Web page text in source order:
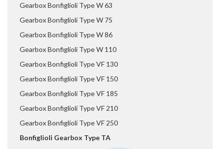
Gearbox Bonfiglioli Type W 63
Gearbox Bonfiglioli Type W 75
Gearbox Bonfiglioli Type W 86
Gearbox Bonfiglioli Type W 110
Gearbox Bonfiglioli Type VF 130
Gearbox Bonfiglioli Type VF 150
Gearbox Bonfiglioli Type VF 185
Gearbox Bonfiglioli Type VF 210
Gearbox Bonfiglioli Type VF 250
Bonfiglioli Gearbox Type TA